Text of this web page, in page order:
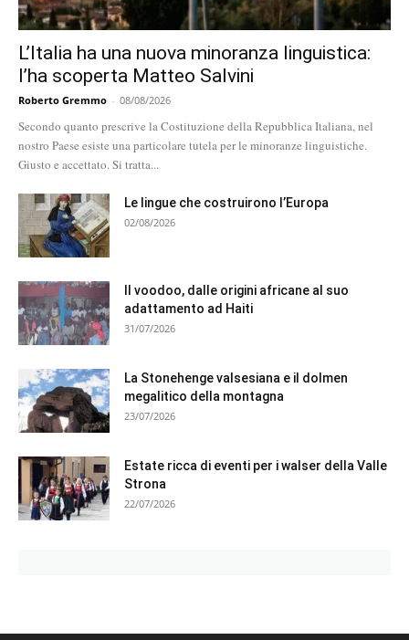
L’Italia ha una nuova minoranza linguistica:
l’ha scoperta Matteo Salvini
Roberto Gremmo - 08/08/2026
Secondo quanto prescrive la Costituzione della Repubblica Italiana, nel
nostro Paese esiste una particolare tutela per le minoranze linguistiche.
Giusto e accettato. Si tratta...
Le lingue che costruirono l’Europa
02/08/2026
Il voodoo, dalle origini africane al suo
adattamento ad Haiti
31/07/2026
La Stonehenge valsesiana e il dolmen
megalitico della montagna
23/07/2026
Estate ricca di eventi per i walser della Valle
Strona
22/07/2026